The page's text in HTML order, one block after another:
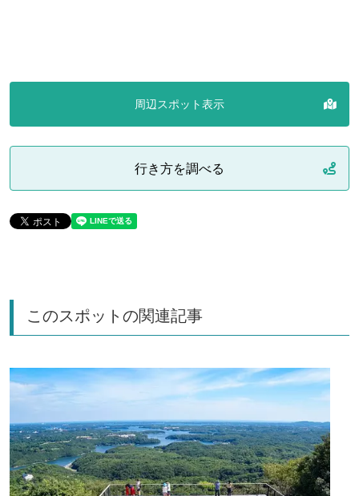
周辺スポット表示
行き方を調べる
このスポットの関連記事